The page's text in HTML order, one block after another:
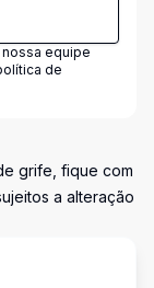
equipe
de
grife, fique com
a alteração